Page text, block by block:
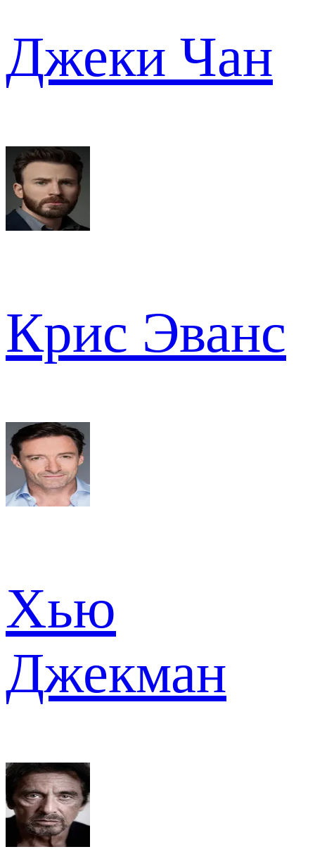
Джеки Чан
Крис Эванс
Хью
Джекман